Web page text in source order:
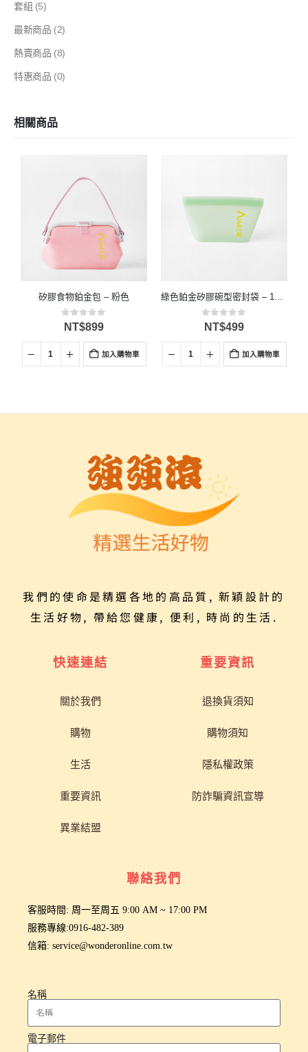
套組 (5)
最新商品 (2)
熱賣商品 (8)
特惠商品 (0)
相關商品
矽膠食物鉑金包 – 粉色
0 滿分 5
NT$899
加入購物車
綠色鉑金矽膠碗型密封袋 – 1個 600ml
0 滿分 5
NT$499
加入購物車
我們的使命是精選各地的高品質, 新穎設計的
生活好物, 帶給您健康, 便利, 時尚的生活.
快速連結
關於我們
購物
生活
重要資訊
異業結盟
重要資訊
退換貨須知
購物須知
隱私權政策
防詐騙資訊宣導
聯絡我們
客服時間: 周一至周五 9:00 AM ~ 17:00 PM
服務專線:0916-482-389
信箱: service@wonderonline.com.tw
名稱
電子郵件